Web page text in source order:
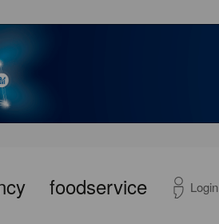
foodservice Login